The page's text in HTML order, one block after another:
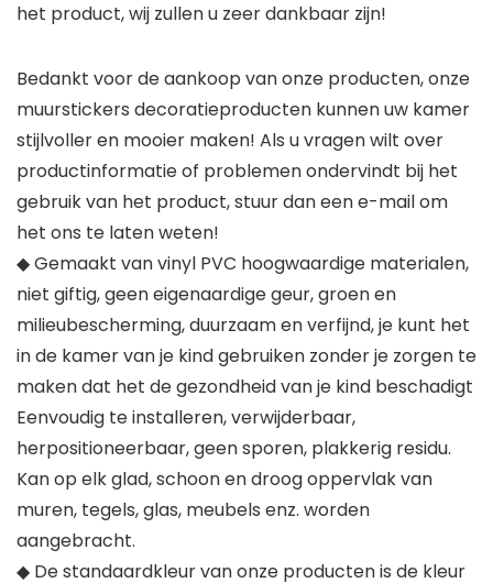
het product, wij zullen u zeer dankbaar zijn!
Bedankt voor de aankoop van onze producten, onze
muurstickers decoratieproducten kunnen uw kamer
stijlvoller en mooier maken! Als u vragen wilt over
productinformatie of problemen ondervindt bij het
gebruik van het product, stuur dan een e-mail om
het ons te laten weten!
◆ Gemaakt van vinyl PVC hoogwaardige materialen,
niet giftig, geen eigenaardige geur, groen en
milieubescherming, duurzaam en verfijnd, je kunt het
in de kamer van je kind gebruiken zonder je zorgen te
maken dat het de gezondheid van je kind beschadigt
Eenvoudig te installeren, verwijderbaar,
herpositioneerbaar, geen sporen, plakkerig residu.
Kan op elk glad, schoon en droog oppervlak van
muren, tegels, glas, meubels enz. worden
aangebracht.
◆ De standaardkleur van onze producten is de kleur